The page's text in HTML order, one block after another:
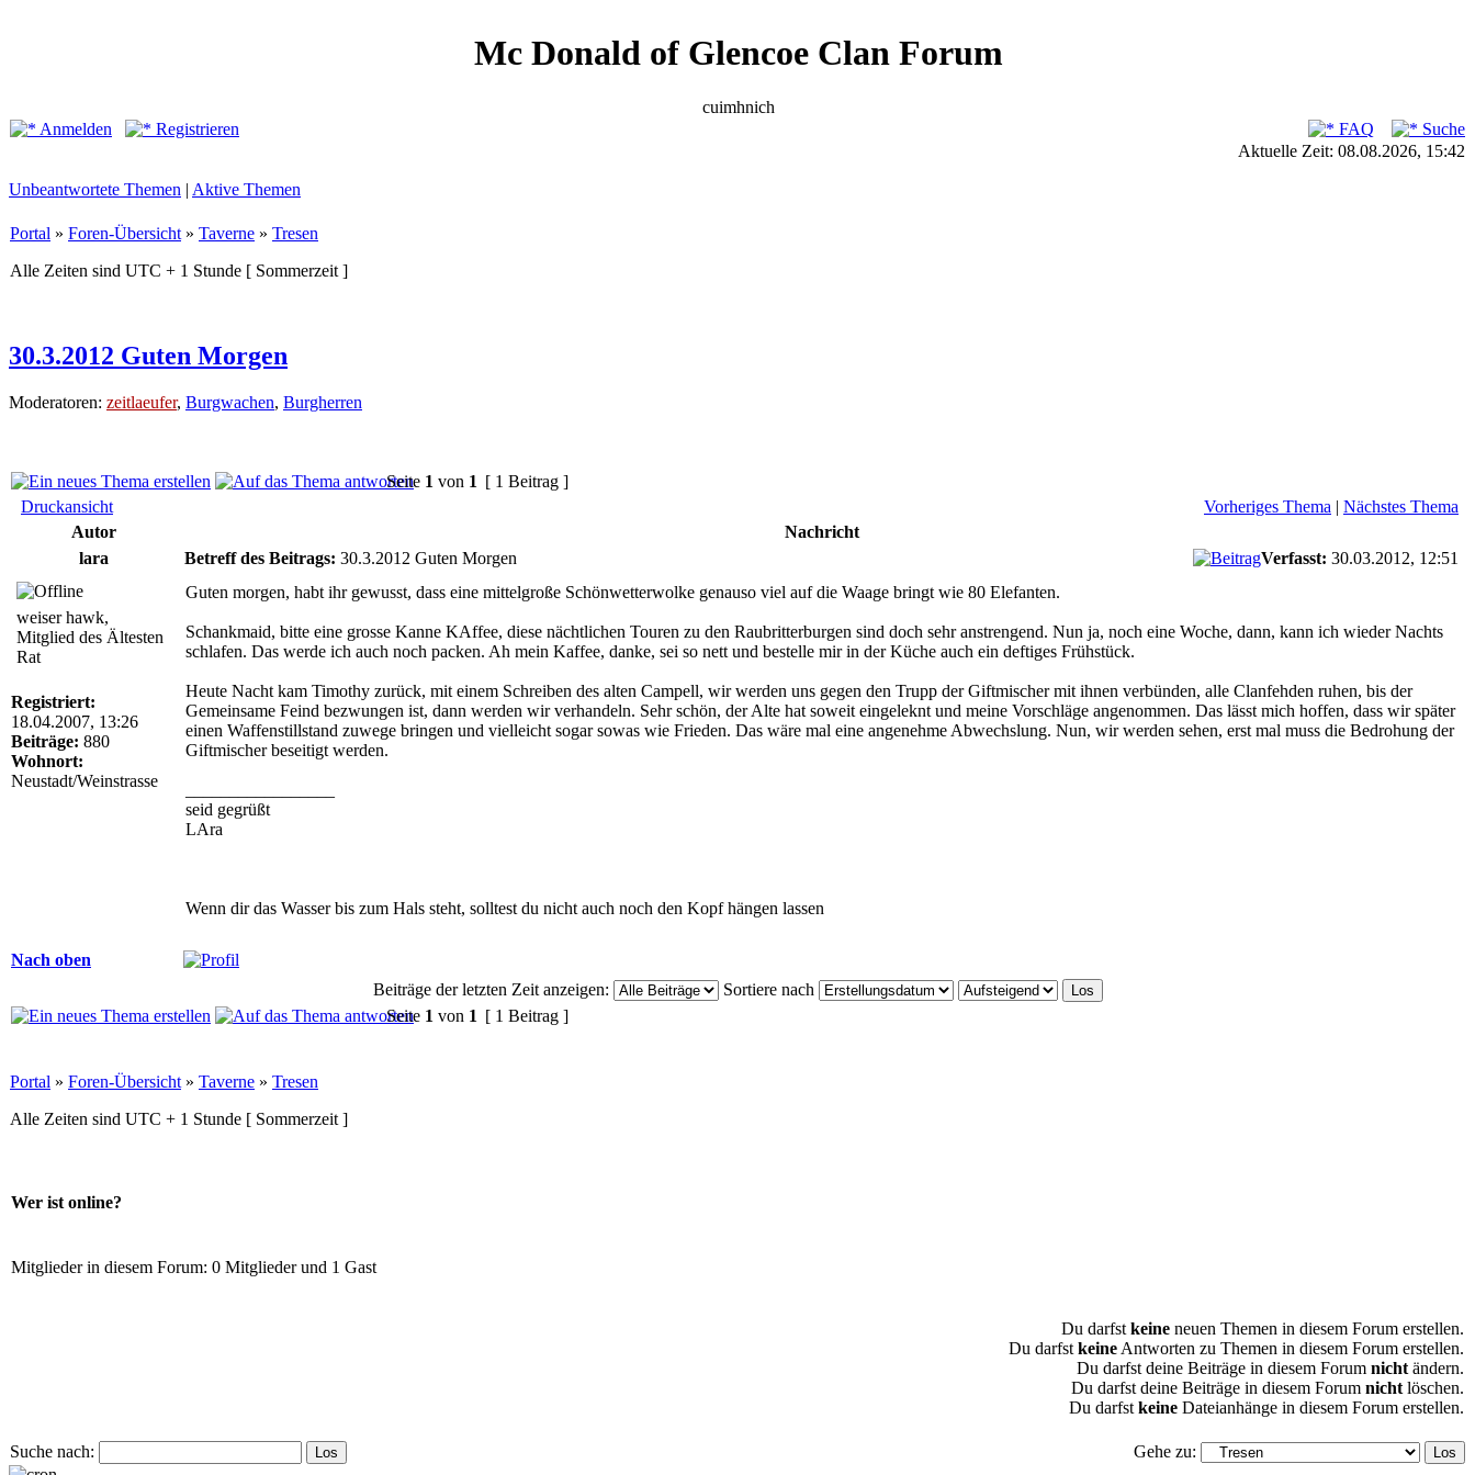
Mc Donald of Glencoe Clan Forum
cuimhnich
Anmelden
Registrieren FAQ
Suche
Aktuelle Zeit: 08.08.2026, 15:42
Unbeantwortete Themen | Aktive Themen
Portal » Foren-Übersicht » Taverne » Tresen
Alle Zeiten sind UTC + 1 Stunde [ Sommerzeit ]
30.3.2012 Guten Morgen
Moderatoren: zeitlaeufer, Burgwachen, Burgherren
Seite 1 von 1 [ 1 Beitrag ]
Druckansicht
Vorheriges Thema | Nächstes Thema
Autor
Nachricht
lara
Betreff des Beitrags: 30.3.2012 Guten Morgen Verfasst: 30.03.2012, 12:51
weiser hawk,
Mitglied des Ältesten
Rat
Registriert:
18.04.2007, 13:26
Beiträge: 880
Wohnort:
Neustadt/Weinstrasse
Guten morgen, habt ihr gewusst, dass eine mittelgroße Schönwetterwolke genauso viel auf die Waage bringt wie 80 Elefanten.
Schankmaid, bitte eine grosse Kanne KAffee, diese nächtlichen Touren zu den Raubritterburgen sind doch sehr anstrengend. Nun ja, noch eine Woche, dann, kann ich wieder Nachts
schlafen. Das werde ich auch noch packen. Ah mein Kaffee, danke, sei so nett und bestelle mir in der Küche auch ein deftiges Frühstück.
Heute Nacht kam Timothy zurück, mit einem Schreiben des alten Campell, wir werden uns gegen den Trupp der Giftmischer mit ihnen verbünden, alle Clanfehden ruhen, bis der
Gemeinsame Feind bezwungen ist, dann werden wir verhandeln. Sehr schön, der Alte hat soweit eingeleknt und meine Vorschläge angenommen. Das lässt mich hoffen, dass wir später
einen Waffenstillstand zuwege bringen und vielleicht sogar sowas wie Frieden. Das wäre mal eine angenehme Abwechslung. Nun, wir werden sehen, erst mal muss die Bedrohung der
Giftmischer beseitigt werden.
seid gegrüßt
LAra
Wenn dir das Wasser bis zum Hals steht, solltest du nicht auch noch den Kopf hängen lassen
Nach oben
Beiträge der letzten Zeit anzeigen:
Sortiere nach
Seite 1 von 1 [ 1 Beitrag ]
Portal » Foren-Übersicht » Taverne » Tresen
Alle Zeiten sind UTC + 1 Stunde [ Sommerzeit ]
Wer ist online?
Mitglieder in diesem Forum: 0 Mitglieder und 1 Gast
Du darfst keine neuen Themen in diesem Forum erstellen.
Du darfst keine Antworten zu Themen in diesem Forum erstellen.
Du darfst deine Beiträge in diesem Forum nicht ändern.
Du darfst deine Beiträge in diesem Forum nicht löschen.
Du darfst keine Dateianhänge in diesem Forum erstellen.
Suche nach: Gehe zu: